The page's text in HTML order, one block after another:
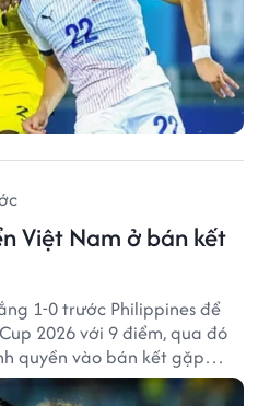
Việt Nam ở bán kết
1-0 trước Philippines để
2026 với 9 điểm, qua đó
quyền vào bán kết gặp